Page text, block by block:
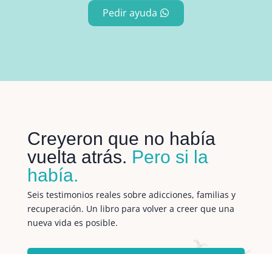
Pedir ayuda
Creyeron que no había
vuelta atrás. Pero si la
había.
Seis testimonios reales sobre adicciones, familias y
recuperación. Un libro para volver a creer que una
nueva vida es posible.